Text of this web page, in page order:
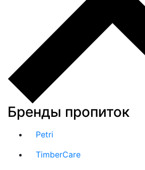
Бренды пропиток
Petri
TimberCare